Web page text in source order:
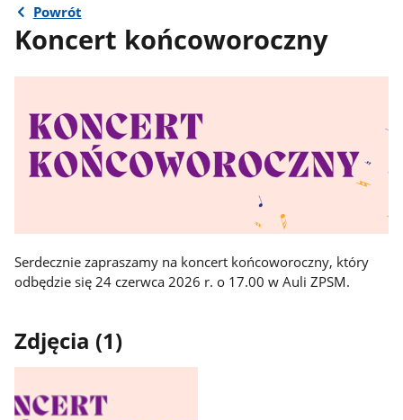
Powrót
Koncert końcoworoczny
Serdecznie zapraszamy na koncert końcoworoczny, który
odbędzie się 24 czerwca 2026 r. o 17.00 w Auli ZPSM.
Zdjęcia (1)